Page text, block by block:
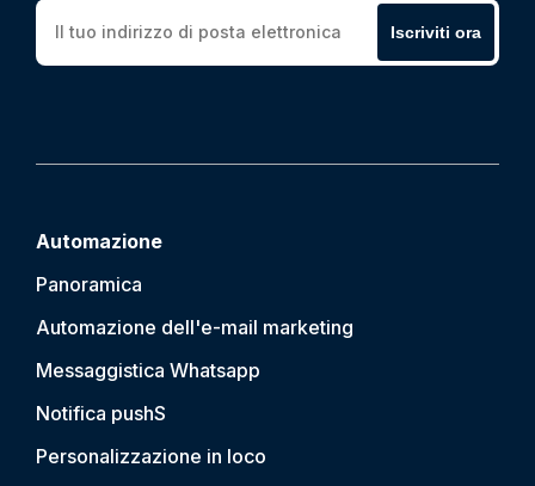
Iscriviti ora
Automazione
Panoramica
Automazione dell'e-mail marketing
Messaggistica Whatsapp
Notifica pushS
Personalizzazione in loco